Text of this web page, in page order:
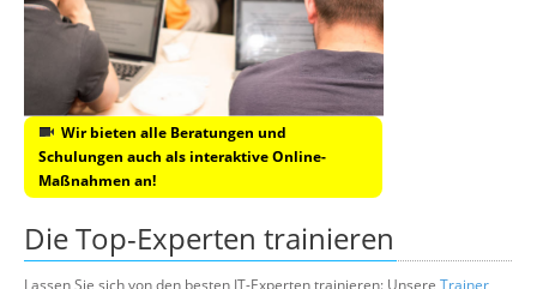
Wir bieten alle Beratungen und
Schulungen auch als interaktive Online-
Maßnahmen an!
Die Top-Experten trainieren